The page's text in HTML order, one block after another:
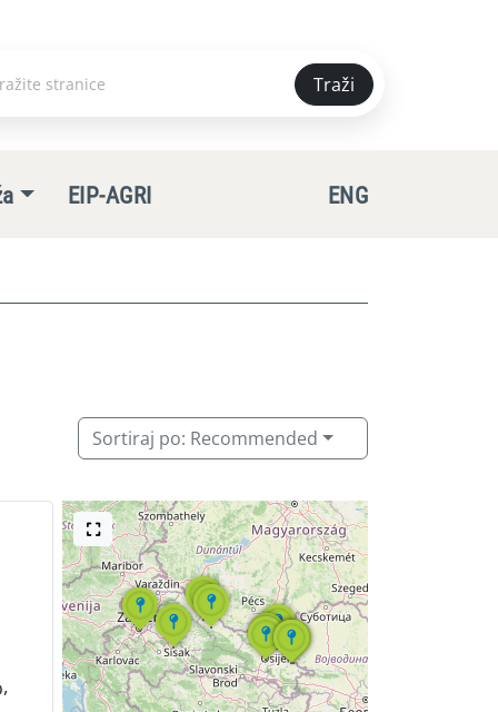
Traži
EIP-AGRI ENG
Sortiraj po: Recommended
,